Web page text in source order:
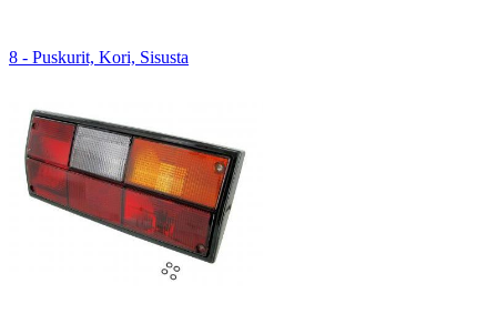
8 - Puskurit, Kori, Sisusta